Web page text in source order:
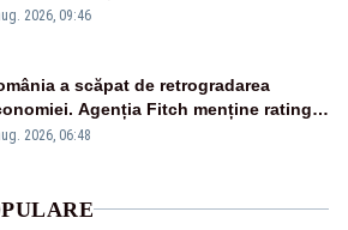
Realitatea Plus
2026, 09:46
a scăpat de retrogradarea
Agenția Fitch menține ratingul
” cu perspectivă negativă
2026, 06:48